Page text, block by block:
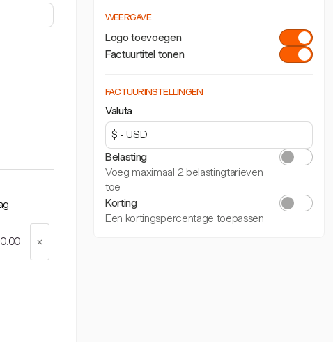
WEERGAVE
Logo toevoegen
Factuurtitel tonen
FACTUURINSTELLINGEN
Valuta
Belasting
Voeg maximaal 2 belastingtarieven
toe
Korting
Een kortingspercentage toepassen